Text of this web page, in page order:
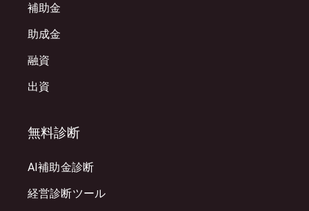
補助金
助成金
融資
出資
無料診断
AI補助金診断
経営診断ツール